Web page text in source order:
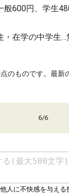
般600円、学生
・在学の中学生…
のものです。最新
6/6